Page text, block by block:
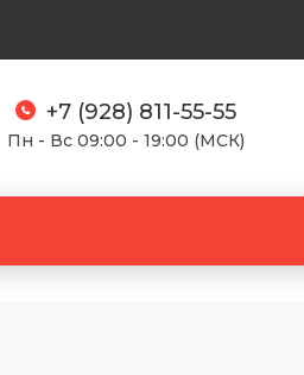
+7 (928) 811-55-55
Пн - Вс 09:00 - 19:00 (МСК)